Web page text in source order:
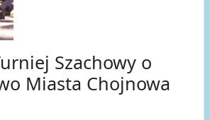
Szachowy o
Miasta Chojnowa